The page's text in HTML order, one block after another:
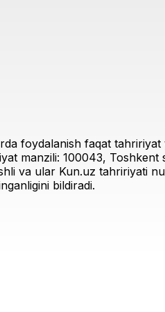
foydalanish faqat
manzili: 100043,
va ular Kun.uz tahririyati
bildiradi.